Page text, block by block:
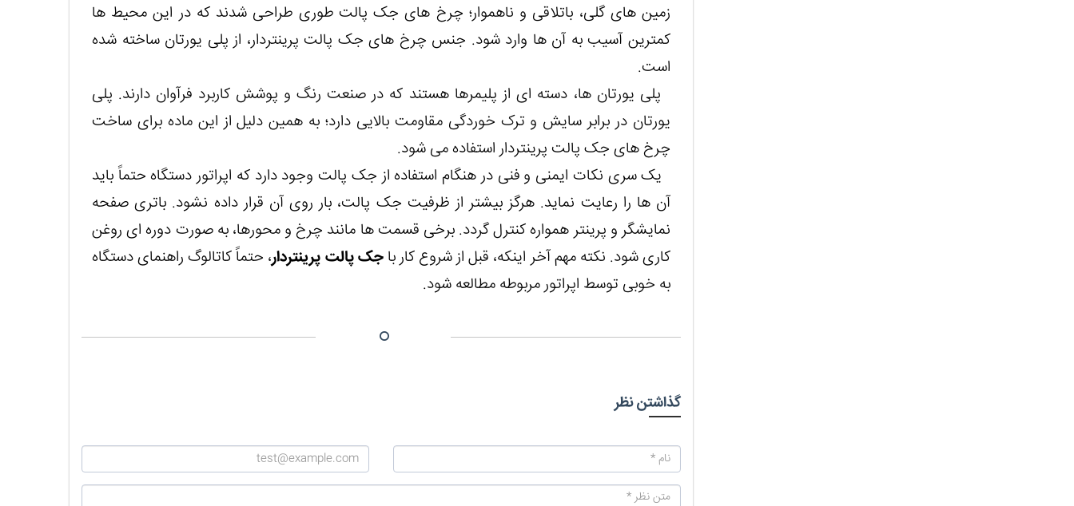
زمین های گلی، باتلاقی و ناهموار؛ چرخ های جک پالت طوری طراحی شدند که در این محیط ها
کمترین آسیب به آن ها وارد شود. جنس چرخ های جک پالت پرینتردار، از پلی یورتان ساخته شده
است.
پلی یورتان ها، دسته ای از پلیمرها هستند که در صنعت رنگ و پوشش کاربرد فرآوان دارند. پلی
یورتان در برابر سایش و ترک خوردگی مقاومت بالایی دارد؛ به همین دلیل از این ماده برای ساخت
چرخ های جک پالت پرینتردار استفاده می شود.
یک سری نکات ایمنی و فنی در هنگام استفاده از جک پالت وجود دارد که اپراتور دستگاه حتماً باید
آن ها را رعایت نماید. هرگز بیشتر از ظرفیت جک پالت، بار روی آن قرار داده نشود. باتری صفحه
نمایشگر و پرینتر همواره کنترل گردد. برخی قسمت ها مانند چرخ و محورها، به صورت دوره ای روغن
کاری شود. نکته مهم آخر اینکه، قبل از شروع کار باجک پالت پرینتردار، حتماً کاتالوگ راهنمای دستگاه
به خوبی توسط اپراتور مربوطه مطالعه شود.
گذاشتن نظر